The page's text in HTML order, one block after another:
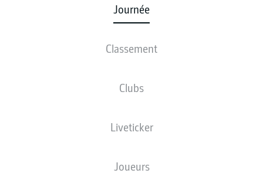
Journée
Classement
Clubs
Liveticker
Joueurs
COMPOSITIONS STATISTIQUES
Les compositions seront annoncées